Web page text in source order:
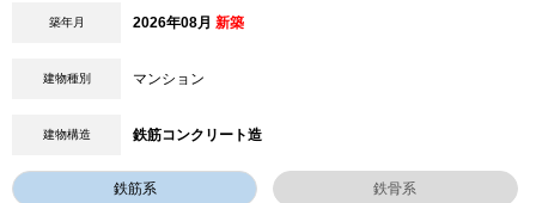
築年月 2026年08月 新築
建物種別 マンション
建物構造 鉄筋コンクリート造
鉄筋系 鉄骨系